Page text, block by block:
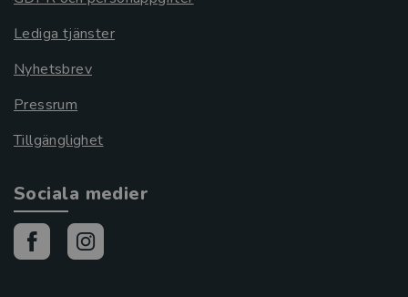
Lediga tjänster
Nyhetsbrev
Pressrum
Tillgänglighet
Sociala medier